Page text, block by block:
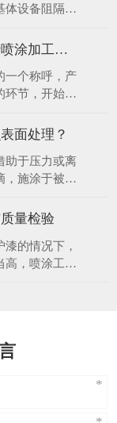
体设备阻隔，
防腐布料、
璃钢防腐布
备的防腐
厂讲解塑胶喷
知道五金制品为什么要进行喷涂加工吗？
一个称呼，产
环节，开始想
磨、使用时
您讲讲五金
面处理？
助于压力或离
，施涂于被涂
涂形式的各
人工形成
量检验
的情况下，
高，喷涂工人
肤干燥，发